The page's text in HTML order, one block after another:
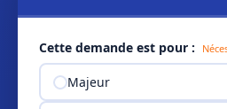
Cette demande est pour :
Majeur